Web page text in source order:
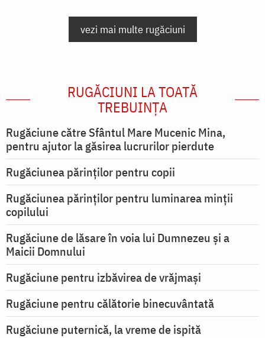
vezi mai multe rugăciuni
RUGĂCIUNI LA TOATĂ
TREBUINȚA
Rugăciune către Sfântul Mare Mucenic Mina,
pentru ajutor la găsirea lucrurilor pierdute
Rugăciunea părinților pentru copii
Rugăciunea părinților pentru luminarea minţii
copilului
Rugăciune de lăsare în voia lui Dumnezeu şi a
Maicii Domnului
Rugăciune pentru izbăvirea de vrăjmași
Rugăciune pentru călătorie binecuvântată
Rugăciune puternică, la vreme de ispită